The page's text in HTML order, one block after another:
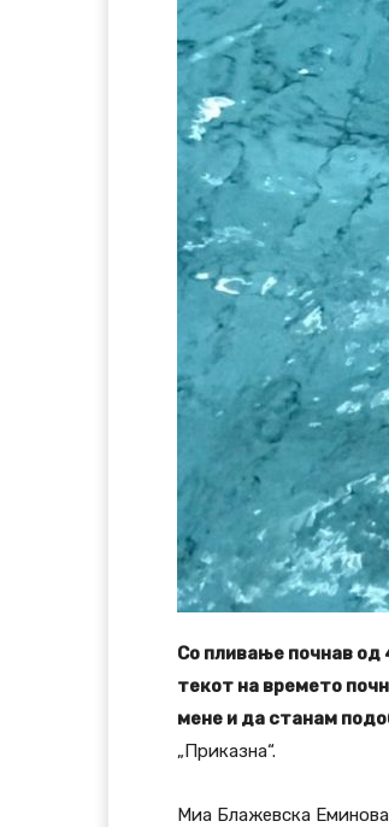
Со пливање почнав од
текот на времето
мене и да станам
„Приказна“.
Миа Блажевска Еминова